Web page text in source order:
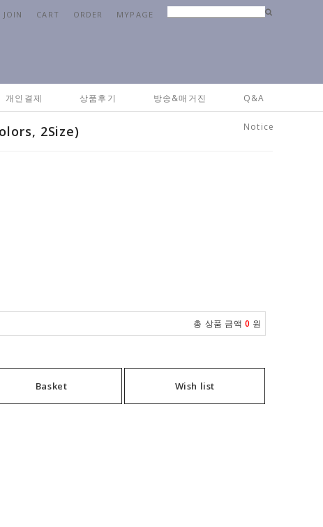
JOIN CART ORDER MYPAGE
개인결제 상품후기 방송&매거진 Q&A
Notice
2Size)
총 상품 금액 0 원
Basket Wish list